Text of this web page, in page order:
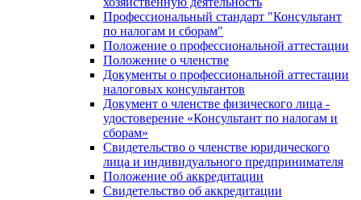
Профессиональный стандарт "Консультант
по налогам и сборам"
Положение о профессиональной аттестации
Положение о членстве
Документы о профессиональной аттестации
налоговых консультантов
Документ о членстве физического лица -
удостоверение «Консультант по налогам и
сборам»
Свидетельство о членстве юридического
лица и индивидуального предпринимателя
Положение об аккредитации
Свидетельство об аккредитации